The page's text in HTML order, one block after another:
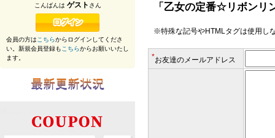
「乙女の定番☆リボンリ
※特殊な記号やHTMLタグは使用し
*お友達のメールアドレス
こんばんは ゲスト さん
会員の方はこちらからログインしてくださ
い。新規会員登録もこちらからお願いいたし
ます。